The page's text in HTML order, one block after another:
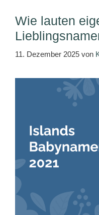
Wie lauten
11. Dezember 2025 von